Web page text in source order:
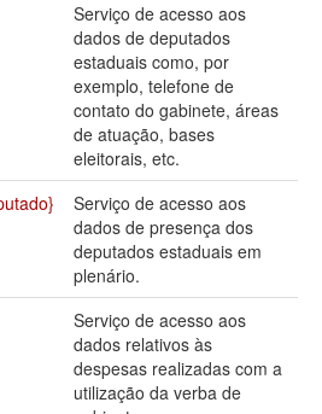
Serviço de acesso aos
dados de deputados
estaduais como, por
exemplo, telefone de
contato do gabinete, áreas
de atuação, bases
eleitorais, etc.
Serviço de acesso aos
dados de presença dos
deputados estaduais em
plenário.
Serviço de acesso aos
dados relativos às
despesas realizadas com a
utilização da verba de